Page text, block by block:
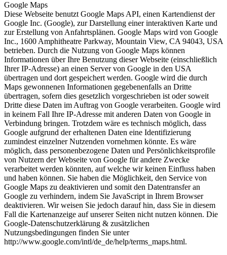
Google Maps
Diese Webseite benutzt Google Maps API, einen Kartendienst der
Google Inc. (Google), zur Darstellung einer interaktiven Karte und
zur Erstellung von Anfahrtsplänen. Google Maps wird von Google
Inc., 1600 Amphitheatre Parkway, Mountain View, CA 94043, USA
betrieben. Durch die Nutzung von Google Maps können
Informationen über Ihre Benutzung dieser Webseite (einschließlich
Ihrer IP-Adresse) an einen Server von Google in den USA
übertragen und dort gespeichert werden. Google wird die durch
Maps gewonnenen Informationen gegebenenfalls an Dritte
übertragen, sofern dies gesetzlich vorgeschrieben ist oder soweit
Dritte diese Daten im Auftrag von Google verarbeiten. Google wird
in keinem Fall Ihre IP-Adresse mit anderen Daten von Google in
Verbindung bringen. Trotzdem wäre es technisch möglich, dass
Google aufgrund der erhaltenen Daten eine Identifizierung
zumindest einzelner Nutzenden vornehmen könnte. Es wäre
möglich, dass personenbezogene Daten und Persönlichkeitsprofile
von Nutzern der Webseite von Google für andere Zwecke
verarbeitet werden könnten, auf welche wir keinen Einfluss haben
und haben können. Sie haben die Möglichkeit, den Service von
Google Maps zu deaktivieren und somit den Datentransfer an
Google zu verhindern, indem Sie JavaScript in Ihrem Browser
deaktivieren. Wir weisen Sie jedoch darauf hin, dass Sie in diesem
Fall die Kartenanzeige auf unserer Seiten nicht nutzen können. Die
Google-Datenschutzerklärung & zusätzlichen
Nutzungsbedingungen finden Sie unter
http://www.google.com/intl/de_de/help/terms_maps.html.